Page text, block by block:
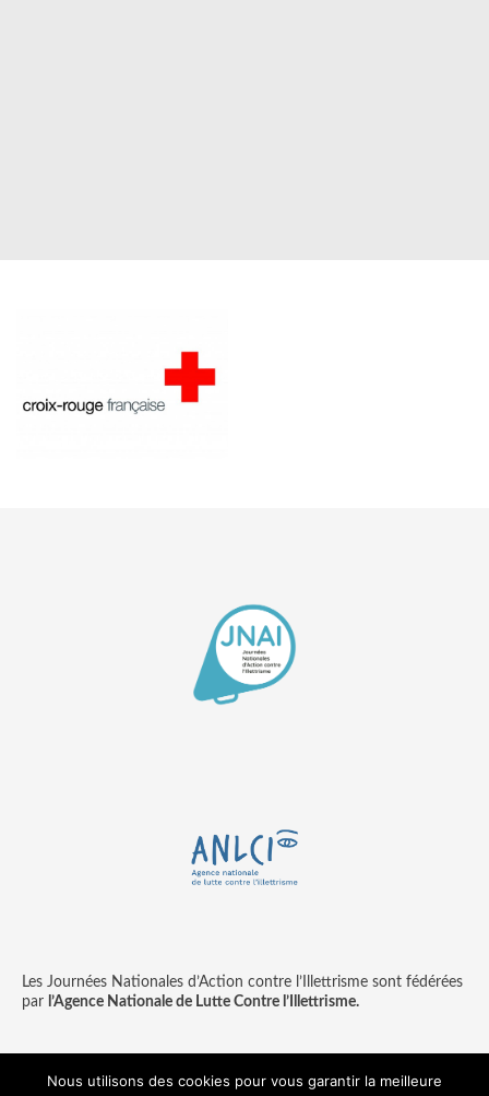
Les Journées Nationales d’Action contre l’Illettrisme sont fédérées
par l’Agence Nationale de Lutte Contre l’Illettrisme.
Nous utilisons des cookies pour vous garantir la meilleure